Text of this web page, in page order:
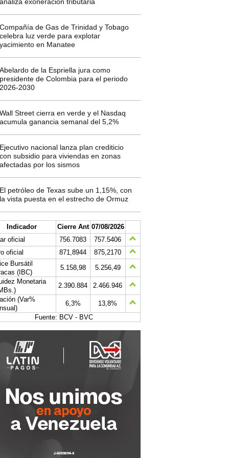
de Gas de Trinidad y Tobago
luz verde para explotar
en Manatee
de la Espriella jura como
de Colombia para el periodo
2030
Street cierra en verde y el Nasdaq
ganancia semanal del 5,2%
nacional lanza plan crediticio
subsidio para viviendas en zonas
por los sismos
petróleo de Texas sube un 1,15%, con
vista puesta en el estrecho de Ormuz
Indicador Cierre Ant 07/08/2026
oficial
756.7083
757.5406
oficial
871,8944
875,2170
Bursátil
(IBC)
5.158,98
5.256,49
Monetaria
2.390.884
2.466.946
(Var%
6,3%
13,8%
Fuente: BCV - BVC